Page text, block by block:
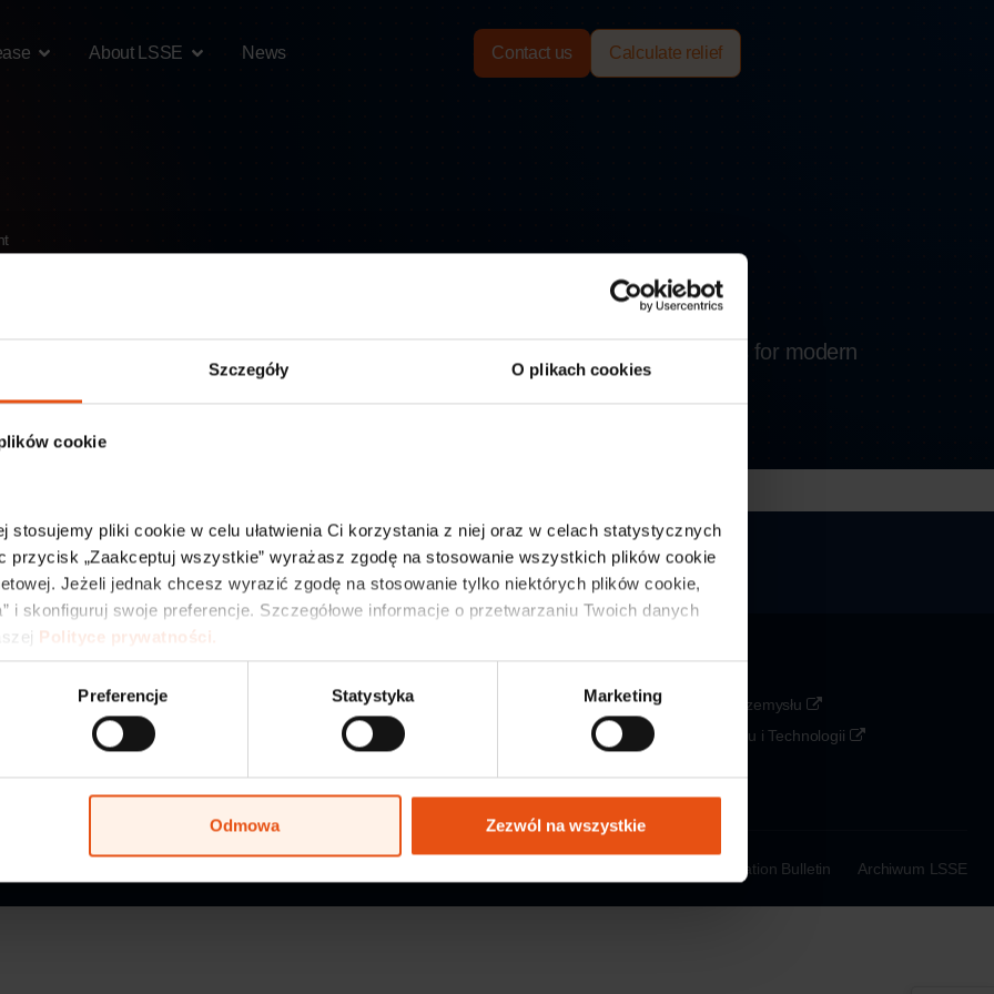
Szczegóły O plikach cookies
cookie
stosujemy pliki cookie w celu ułatwienia Ci korzystania z niej oraz w celach statystycznych
przycisk „Zaakceptuj wszystkie” wyrażasz zgodę na stosowanie wszystkich plików cookie
Jeżeli jednak chcesz wyrazić zgodę na stosowanie tylko niektórych plików cookie,
i skonfiguruj swoje preferencje. Szczegółowe informacje o przetwarzaniu Twoich danych
Polityce prywatności.
Preferencje Statystyka Marketing
Odmowa Zezwól na wszystkie
About LSSE News Contact us Calculate relief
fulfillment
providing services for online sales, warehousing, order fulfillment and logistics for modern
for online sales, warehousing, order fulfillment and logistics for modern commerce.
State-guaranteed stability,flexibility built by experts.
Industrial Park
Conference Centre
Spaces for Lease
Agencja Rozwoju Przemysłu
Ministerstwo Rozwoju i Technologii
KOWR
Public Information Bulletin Archiwum LSSE